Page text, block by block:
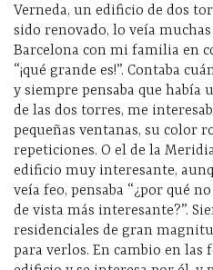
Verneda, un edificio de dos
sido renovado, lo veía
Barcelona con mi familia en
“¡qué grande es!”. Contaba
y siempre pensaba que había
de las dos torres, me
pequeñas ventanas, su color
repeticiones. O el de la
edificio muy interesante,
veía feo, pensaba “¿por qué
de vista más interesante?”.
residenciales de gran
para verlos. En cambio en las